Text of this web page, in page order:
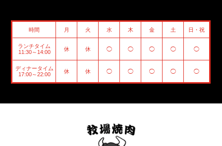
時間 月 火 水 木 金 土 日・祝
ランチタイム
11:30～14:00
休 休 ◯ ◯ ◯ ◯ ◯
ディナータイム
17:00～22:00
休 休 ◯ ◯ ◯ ◯ ◯